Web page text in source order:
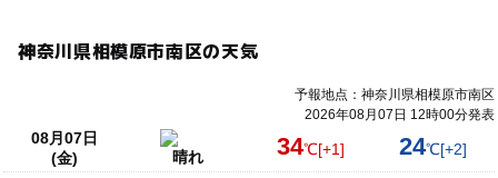
神奈川県相模原市南区の天気
予報地点：神奈川県相模原市南区
2026年08月07日 12時00分発表
08月07日
(金)
晴れ 34℃[+1] 24℃[+2]